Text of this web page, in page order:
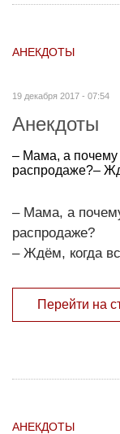
АНЕКДОТЫ
19 декабря 2017 - 07:54
Анекдоты
– Мама, а почему
распродаже?–
– Мама, а
распродаже?
– Ждём, когда
Перейти на
АНЕКДОТЫ